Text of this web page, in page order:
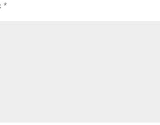
*